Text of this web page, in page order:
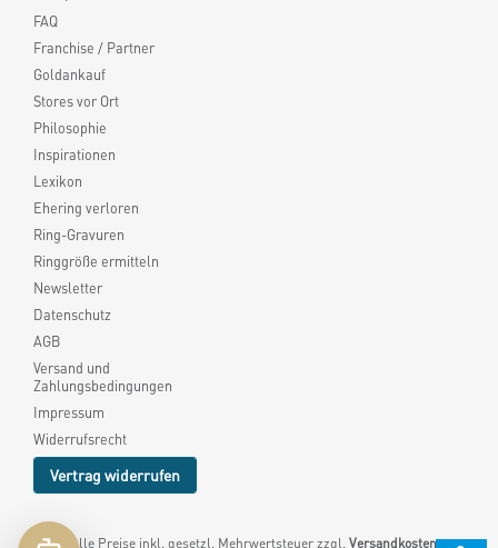
FAQ
Franchise / Partner
Goldankauf
Stores vor Ort
Philosophie
Inspirationen
Lexikon
Ehering verloren
Ring-Gravuren
Ringgröße ermitteln
Newsletter
Datenschutz
AGB
Versand und
Zahlungsbedingungen
Impressum
Widerrufsrecht
Vertrag widerrufen
* Alle Preise inkl. gesetzl. Mehrwertsteuer zzgl. Versandkosten